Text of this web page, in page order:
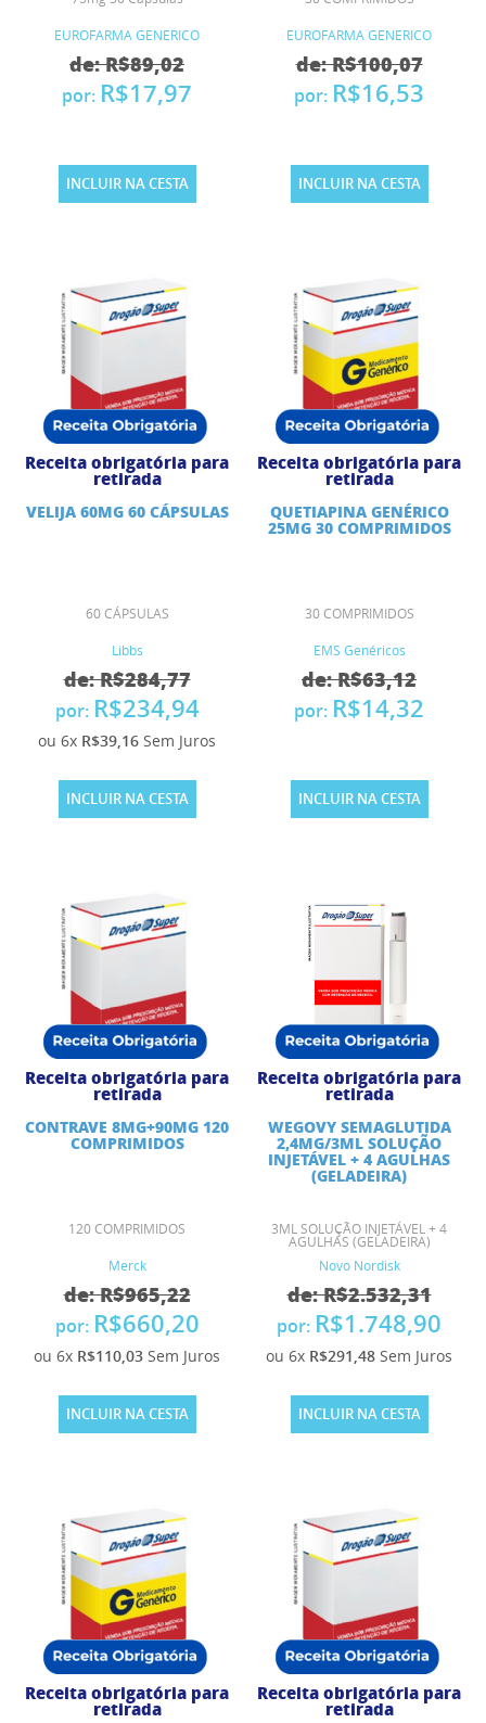
EUROFARMA GENERICO
de: R$89,02
por: R$17,97
INCLUIR NA CESTA
EUROFARMA GENERICO
de: R$100,07
por: R$16,53
INCLUIR NA CESTA
Receita obrigatória para
retirada
VELIJA 60MG 60 CÁPSULAS
60 CÁPSULAS
Libbs
de: R$284,77
por: R$234,94
ou 6x R$39,16 Sem Juros
INCLUIR NA CESTA
Receita obrigatória para
retirada
QUETIAPINA GENÉRICO
25MG 30 COMPRIMIDOS
30 COMPRIMIDOS
EMS Genéricos
de: R$63,12
por: R$14,32
INCLUIR NA CESTA
Receita obrigatória para
retirada
CONTRAVE 8MG+90MG 120
COMPRIMIDOS
120 COMPRIMIDOS
Merck
de: R$965,22
por: R$660,20
ou 6x R$110,03 Sem Juros
INCLUIR NA CESTA
Receita obrigatória para
retirada
WEGOVY SEMAGLUTIDA
2,4MG/3ML SOLUÇÃO
INJETÁVEL + 4 AGULHAS
(GELADEIRA)
3ML SOLUÇÃO INJETÁVEL + 4
AGULHAS (GELADEIRA)
Novo Nordisk
de: R$2.532,31
por: R$1.748,90
ou 6x R$291,48 Sem Juros
INCLUIR NA CESTA
Receita obrigatória para
retirada
Receita obrigatória para
retirada